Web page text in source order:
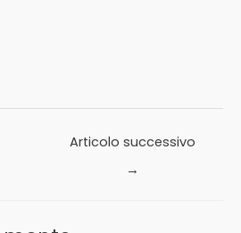
Articolo successivo
→